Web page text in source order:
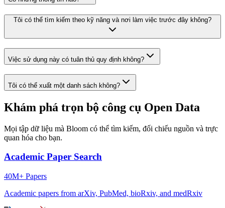
Tôi có thể tìm kiếm theo kỹ năng và nơi làm việc trước đây không?
Việc sử dụng này có tuân thủ quy định không?
Tôi có thể xuất một danh sách không?
Khám phá trọn bộ công cụ Open Data
Mọi tập dữ liệu mà Bloom có thể tìm kiếm, đối chiếu nguồn và trực
quan hóa cho bạn.
Academic Paper Search
40M+ Papers
Academic papers from arXiv, PubMed, bioRxiv, and medRxiv